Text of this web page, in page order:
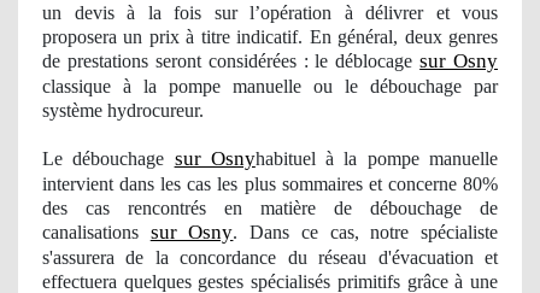
un devis à la fois sur l’opération à délivrer et vous
proposera un prix à titreindicatif. En général, deux genres
de prestations seront considérées : le déblocagesur Osny
classique à la pompe manuelle ou le débouchage par
système hydrocureur.
Le débouchage sur Osnyhabituel à la pompe manuelle
intervient dans les cas les plus sommaires et concerne 80%
des cas rencontrés en matière de débouchage de
canalisations sur Osny. Dans ce cas, notre spécialiste
s'assurera de la concordance du réseau d'évacuation et
effectuera quelques gestes spécialisés primitifs grâce à une